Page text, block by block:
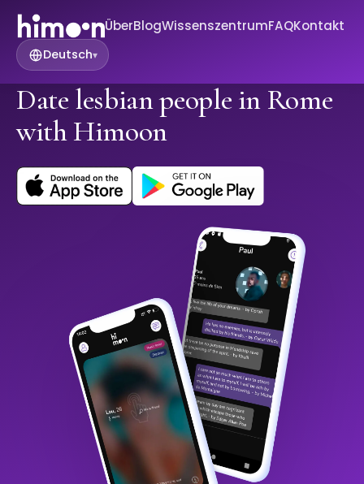
ÜberBlogWissenszentrumFAQKontakt
Deutsch▾
Date lesbian people in Rome
with Himoon